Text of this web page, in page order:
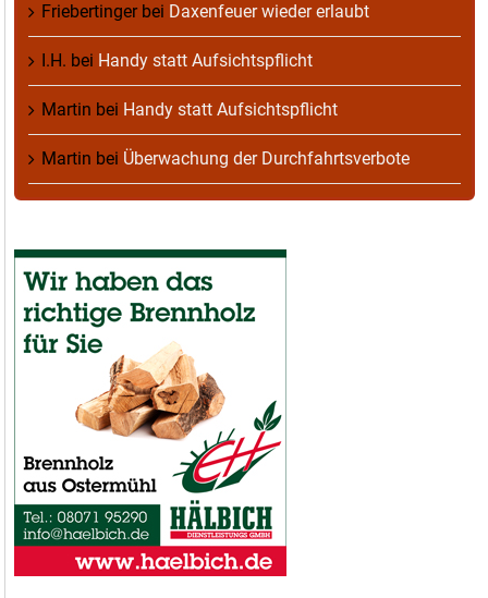
Friebertingerbei Daxenfeuer wieder erlaubt
I.H. bei Handy statt Aufsichtspflicht
Martin bei Handy statt Aufsichtspflicht
Martin bei Überwachung der Durchfahrtsverbote